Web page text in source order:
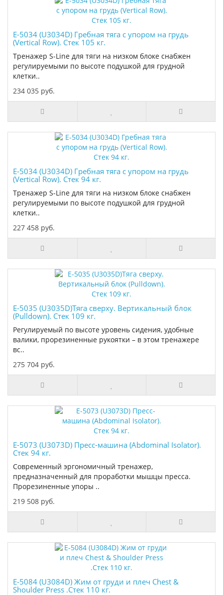
E-5034 (U3034D) Гребная тяга с упором на грудь
(Vertical Row). Стек 105 кг.
Тренажер S-Line для тяги на низком блоке снабжен
регулируемыми по высоте подушкой для грудной
клетки..
234 035 руб.
E-5034 (U3034D) Гребная тяга с упором на грудь
(Vertical Row). Стек 94 кг.
Тренажер S-Line для тяги на низком блоке снабжен
регулируемыми по высоте подушкой для грудной
клетки..
227 458 руб.
E-5035 (U3035D)Тяга сверху. Вертикальный блок
(Pulldown). Стек 109 кг.
Регулируемый по высоте уровень сидения, удобные
валики, прорезиненные рукоятки – в этом тренажере
вс..
275 704 руб.
E-5073 (U3073D) Пресс-машина (Abdominal Isolator).
Стек 94 кг.
Современный эргономичный тренажер,
предназначенный для проработки мышцы пресса.
Прорезиненные упоры ..
219 508 руб.
E-5084 (U3084D) Жим от груди и плеч Chest &
Shoulder Press .Стек 110 кг.